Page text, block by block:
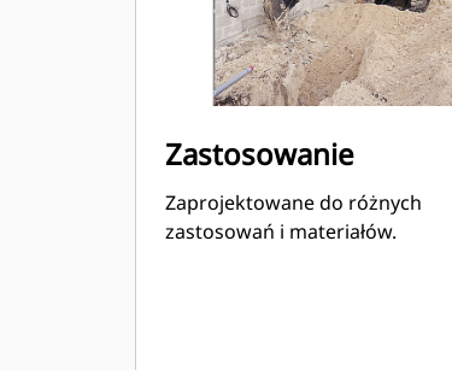
Zastosowanie
Zaprojektowane do różnych
zastosowań i materiałów.